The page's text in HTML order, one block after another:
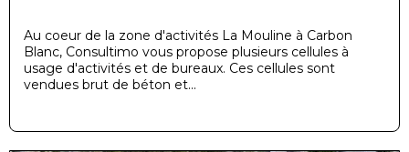
Au coeur de la zone d'activités La Mouline à Carbon
Blanc, Consultimo vous propose plusieurs cellules à
usage d'activités et de bureaux. Ces cellules sont
vendues brut de béton et...